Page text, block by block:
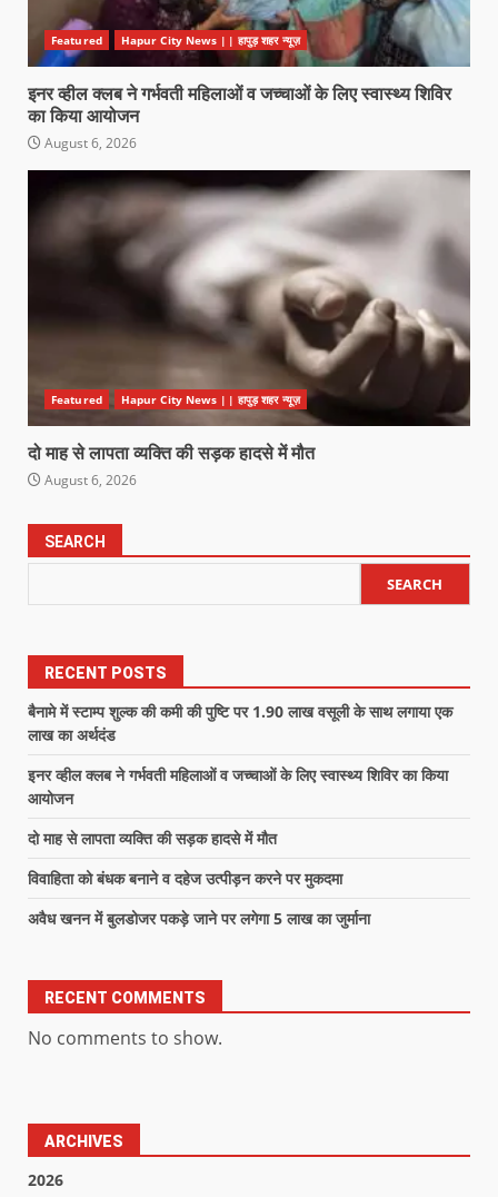
Featured Hapur City News || हापुड़ शहर न्यूज़
इनर व्हील क्लब ने गर्भवती महिलाओं व जच्चाओं के लिए स्वास्थ्य शिविर
का किया आयोजन
August 6, 2026
Featured Hapur City News || हापुड़ शहर न्यूज़
दो माह से लापता व्यक्ति की सड़क हादसे में मौत
August 6, 2026
SEARCH
SEARCH
RECENT POSTS
बैनामे में स्टाम्प शुल्क की कमी की पुष्टि पर 1.90 लाख वसूली के साथ लगाया एक
लाख का अर्थदंड
इनर व्हील क्लब ने गर्भवती महिलाओं व जच्चाओं के लिए स्वास्थ्य शिविर का किया
आयोजन
दो माह से लापता व्यक्ति की सड़क हादसे में मौत
विवाहिता को बंधक बनाने व दहेज उत्पीड़न करने पर मुकदमा
अवैध खनन में बुलडोजर पकड़े जाने पर लगेगा 5 लाख का जुर्माना
RECENT COMMENTS
No comments to show.
ARCHIVES
2026